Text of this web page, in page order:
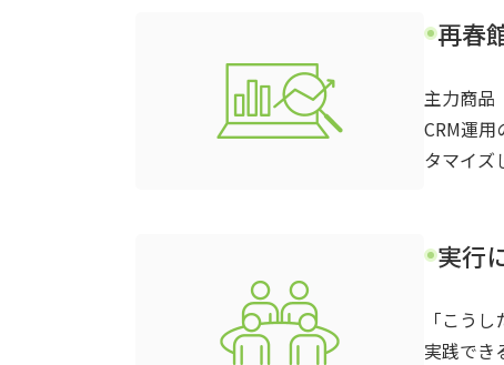
再春
主力商品
CRM運
タマイズ
実行
「こう
実践でき